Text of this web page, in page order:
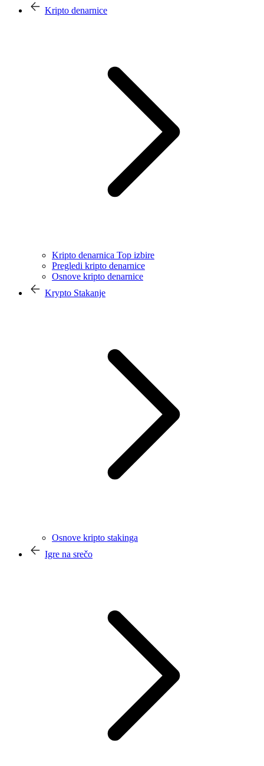
Kripto denarnice
Kripto denarnica Top izbire
Pregledi kripto denarnice
Osnove kripto denarnice
Krypto Stakanje
Osnove kripto stakinga
Igre na srečo